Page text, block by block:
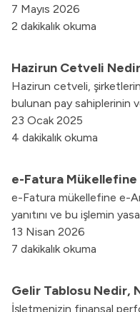
elektronik faturadır.
belirlenen standartlara
7 Mayıs 2026
2 dakikalık okuma
Hazirun Cetveli Nedir,
Hazirun cetveli,
bulunan pay sahiplerinin
oldukları hisse oranlarını
gösteren bir belgedir.
23 Ocak 2025
4 dakikalık okuma
e-Fatura
e-Fatura mükellefine e-
yanıtını ve bu işlemin
blog yazımızda
13 Nisan 2026
7 dakikalık okuma
Gelir Tablosu Nedir,
İşletmenizin finansal